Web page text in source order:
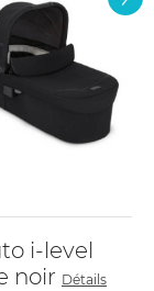
i-level
noir Détails